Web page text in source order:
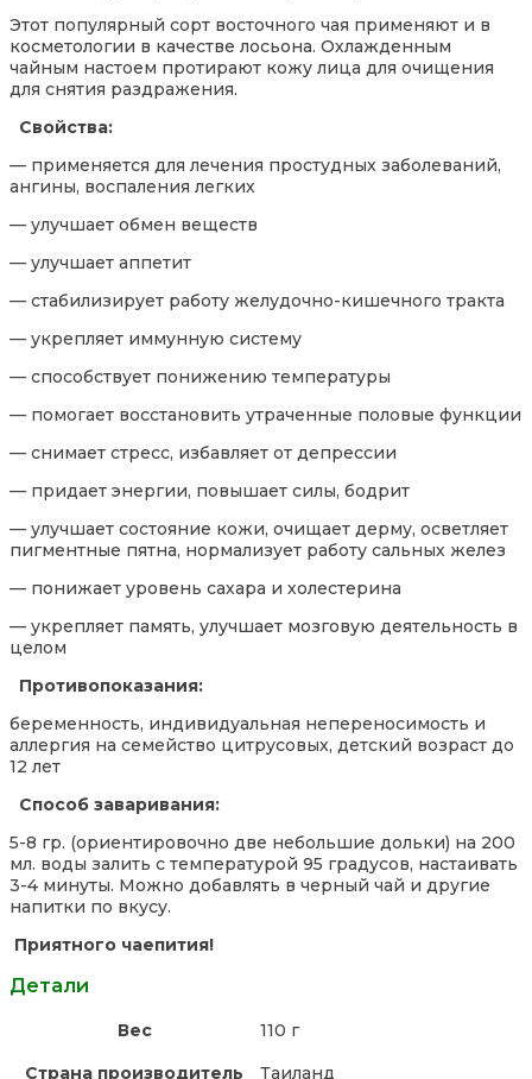
Этот популярный сорт восточного чая применяют и в
косметологии в качестве лосьона. Охлажденным
чайным настоем протирают кожу лица для очищения
для снятия раздражения.
Свойства:
— применяется для лечения простудных заболеваний,
ангины, воспаления легких
— улучшает обмен веществ
— улучшает аппетит
— стабилизирует работу желудочно-кишечного тракта
— укрепляет иммунную систему
— способствует понижению температуры
— помогает восстановить утраченные половые функции
— снимает стресс, избавляет от депрессии
— придает энергии, повышает силы, бодрит
— улучшает состояние кожи, очищает дерму, осветляет
пигментные пятна, нормализует работу сальных желез
— понижает уровень сахара и холестерина
— укрепляет память, улучшает мозговую деятельность в
целом
Противопоказания:
беременность, индивидуальная непереносимость и
аллергия на семейство цитрусовых, детский возраст до
12 лет
Способ заваривания:
5-8 гр. (ориентировочно две небольшие дольки) на 200
мл. воды залить с температурой 95 градусов, настаивать
3-4 минуты. Можно добавлять в черный чай и другие
напитки по вкусу.
Приятного чаепития!
Детали
Вес
110 г
Страна производитель
Таиланд